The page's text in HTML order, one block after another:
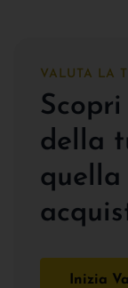
VALUTA LA
della
quella
Inizia